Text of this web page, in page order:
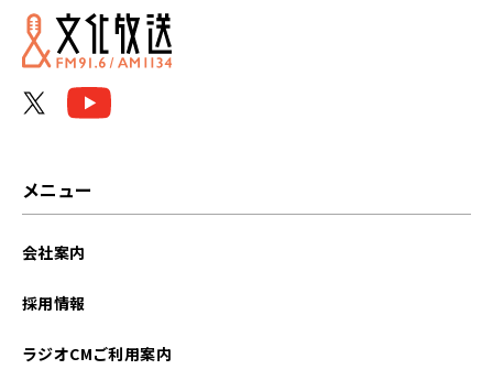
2024年03月
メニュー
会社案内
採用情報
ラジオCMご利用案内